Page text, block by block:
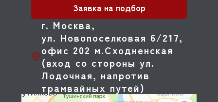
г. Москва,
ул. Новопоселковая 6/217,
офис 202 м.Сходненская
(вход со стороны ул.
Лодочная, напротив
трамвайных путей)
Заявка на подбор